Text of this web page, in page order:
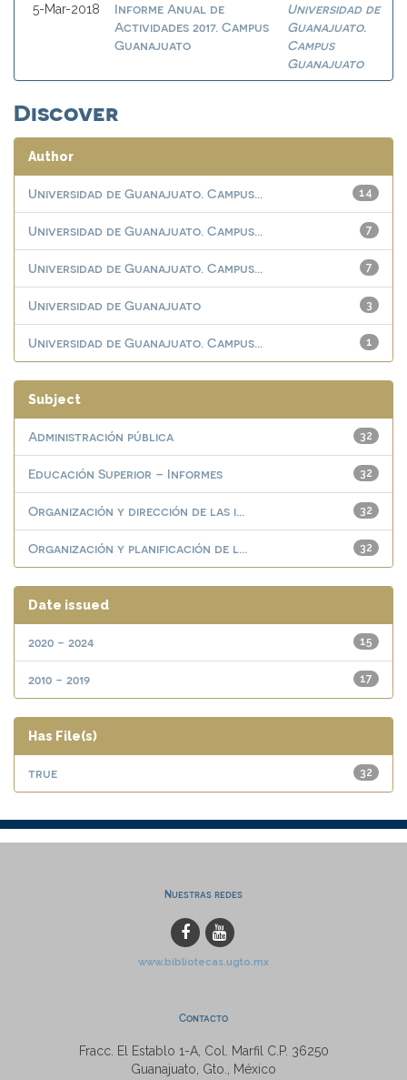
5-Mar-2018
Informe Anual de
Actividades 2017. Campus
Guanajuato
Universidad de
Guanajuato.
Campus
Guanajuato
Discover
Author
14
Universidad de Guanajuato. Campus...
7
Universidad de Guanajuato. Campus...
7
Universidad de Guanajuato. Campus...
3
Universidad de Guanajuato
1
Universidad de Guanajuato. Campus...
Subject
32
Administración pública
32
Educación Superior – Informes
32
Organización y dirección de las i...
32
Organización y planificación de l...
Date issued
15
2020 - 2024
17
2010 - 2019
Has File(s)
32
true
Nuestras redes
www.bibliotecas.ugto.mx
Contacto
Fracc. El Establo 1-A, Col. Marfil C.P. 36250
Guanajuato, Gto., México